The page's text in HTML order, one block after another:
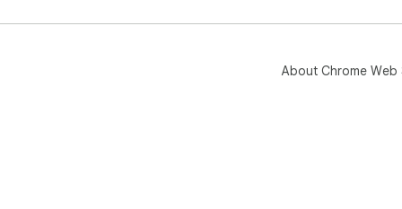
About Chrome Web